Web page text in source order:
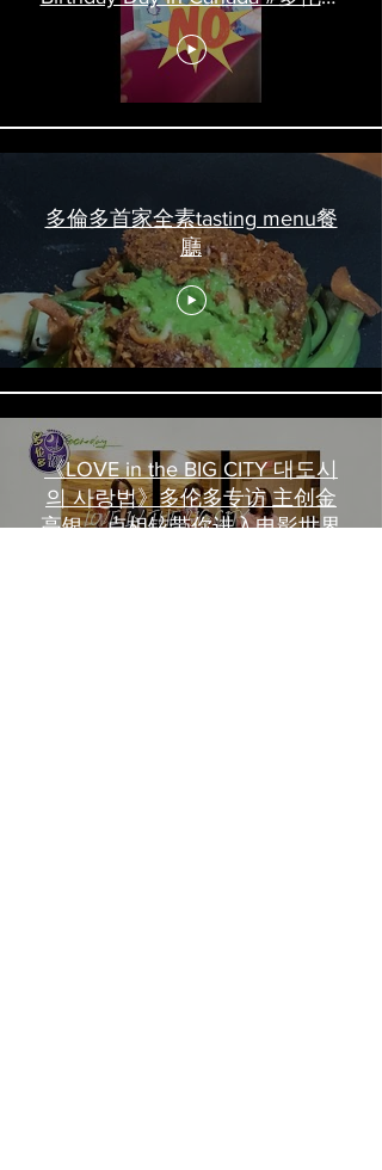
吃喝玩乐 #多伦多美食
#torontofood
多倫多首家全素tasting menu餐
廳
《LOVE in the BIG CITY 대도시
의 사랑법》多伦多专访 主创金
高银、卢相铉带你进入电影世界